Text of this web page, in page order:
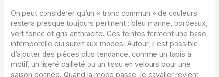
On peut considérer qu’un « tronc commun » de couleurs
restera presque toujours pertinent : bleu marine, bordeaux,
vert foncé et gris anthracite. Ces teintes forment une base
intemporelle qui survit aux modes. Autour, il est possible
d’ajouter des pièces plus tendance, comme un tapis à
motif, un liseré pailleté ou un tissu en velours pour une
saison donnée. Quand la mode passe, le cavalier revient